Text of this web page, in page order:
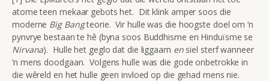
atome teen mekaar gebots het. Dit klink amper soos die
moderne Big Bangteorie. Vir hulle was die hoogste doel om ‘n
pynvrye bestaan te hê (byna soos Buddhisme en Hinduïsme se
Nirvana). Hulle het geglo dat die liggaam ensiel sterf wanneer
‘n mens doodgaan. Volgens hulle was die gode onbetrokke in
die wêreld en het hulle geen invloed op die gehad mens nie.